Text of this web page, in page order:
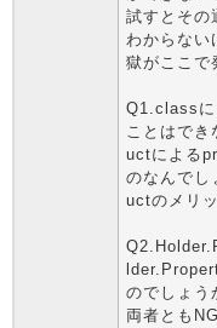
試すとその
わからない
獄がここで
Q1.classに
ことはでき
uctによる
のなんでし
uctのメリ
のでしょう
両者とも